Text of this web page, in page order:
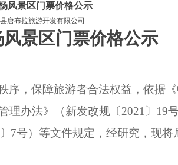
风景区门票价格公示
唐布拉旅游开发有限公司
景区门票价格公示
序，保障旅游者合法权益，依据
理办法》（新发改规〔2021 〕 19
〕 7号）等文件规定，经研究，现将